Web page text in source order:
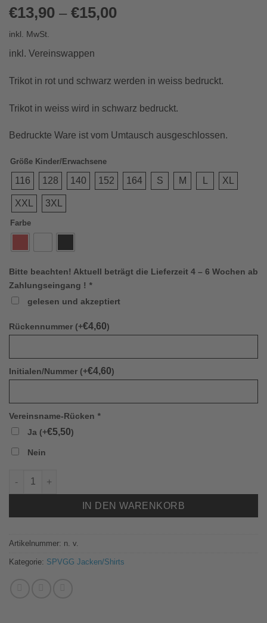
€13,90 – €15,00
inkl. MwSt.
inkl. Vereinswappen
Trikot in rot und schwarz werden in weiss bedruckt.
Trikot in weiss wird in schwarz bedruckt.
Bedruckte Ware ist vom Umtausch ausgeschlossen.
Größe Kinder/Erwachsene
116 128 140 152 164 S M XL
XXL 3XL
Farbe
Bitte beachten! Aktuell beträgt die Lieferzeit 4 – 6 Wochen ab
Zahlungseingang ! *
gelesen und akzeptiert
Rückennummer (+€4,60)
Initialen/Nummer (+€4,60)
Vereinsname-Rücken *
Ja (+€5,50)
Nein
Jako 4333 Trikot Team Langarm (SPVGG) Menge
IN DEN WARENKORB
Artikelnummer: n. v.
Kategorie: SPVGG Jacken/Shirts